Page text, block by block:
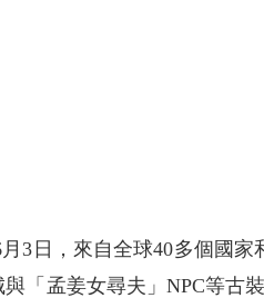
3日，來自全球40多個國
與「孟姜女尋夫」NPC等